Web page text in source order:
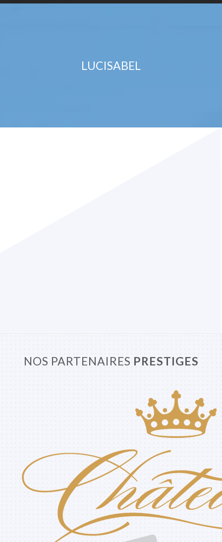
LUCISABEL
NOS PARTENAIRES PRESTIGES